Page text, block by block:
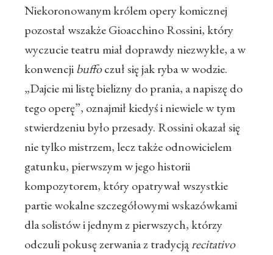
Niekoronowanym królem opery komicznej
pozostał wszakże Gioacchino Rossini, który
wyczucie teatru miał doprawdy niezwykłe, a w
konwencjibuffoczuł się jak ryba w wodzie.
„Dajcie mi listę bielizny do prania, a napiszę do
tego operę”, oznajmił kiedyś i niewiele w tym
stwierdzeniu było przesady. Rossini okazał się
nie tylko mistrzem, lecz także odnowicielem
gatunku, pierwszym w jego historii
kompozytorem, który opatrywał wszystkie
partie wokalne szczegółowymi wskazówkami
dla solistów i jednym z pierwszych, którzy
odczuli pokusę zerwania z tradycjąrecitativo